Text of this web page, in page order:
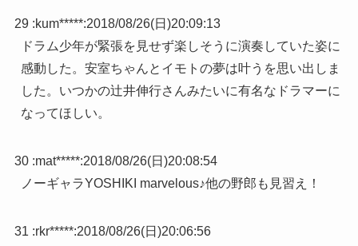
29 :kum*****:2018/08/26(日)20:09:13
ドラム少年が緊張を見せず楽しそうに演奏していた姿に
感動した。安室ちゃんとイモトの夢は叶うを思い出しま
した。いつかの辻井伸行さんみたいに有名なドラマーに
なってほしい。
30 :mat*****:2018/08/26(日)20:08:54
ノーギャラYOSHIKI marvelous♪他の野郎も見習え！
31 :rkr*****:2018/08/26(日)20:06:56